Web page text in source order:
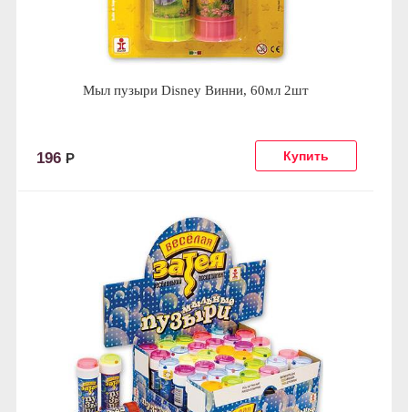
Мыл пузыри Disney Винни, 60мл 2шт
196 Р